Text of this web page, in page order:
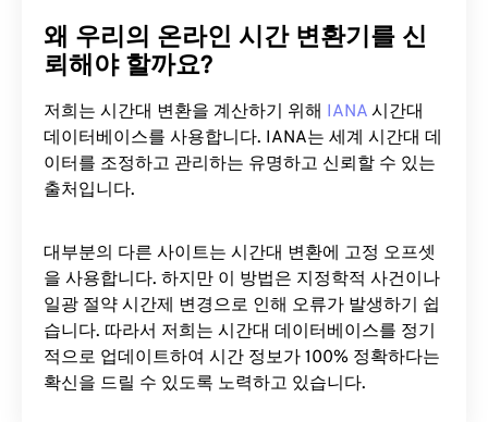
왜 우리의 온라인 시간 변환기를 신
뢰해야 할까요?
저희는 시간대 변환을 계산하기 위해 IANA 시간대
데이터베이스를 사용합니다. IANA는 세계 시간대 데
이터를 조정하고 관리하는 유명하고 신뢰할 수 있는
출처입니다.
대부분의 다른 사이트는 시간대 변환에 ​​고정 오프셋
을 사용합니다. 하지만 이 방법은 지정학적 사건이나
일광 절약 시간제 변경으로 인해 오류가 발생하기 쉽
습니다. 따라서 저희는 시간대 데이터베이스를 정기
적으로 업데이트하여 시간 정보가 100% 정확하다는
확신을 드릴 수 있도록 노력하고 있습니다.